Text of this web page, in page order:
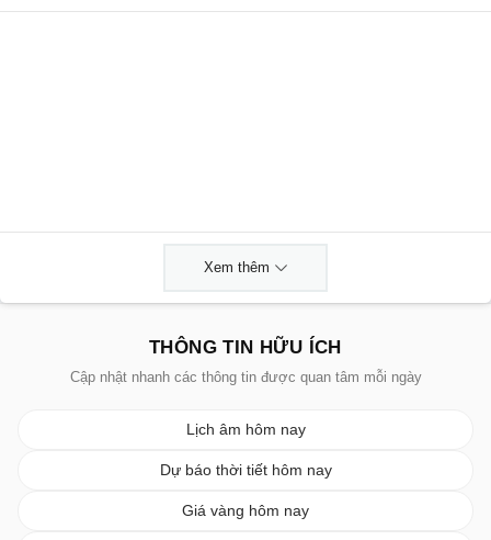
Xem thêm
THÔNG TIN HỮU ÍCH
Cập nhật nhanh các thông tin được quan tâm mỗi ngày
Lịch âm hôm nay
Dự báo thời tiết hôm nay
Giá vàng hôm nay